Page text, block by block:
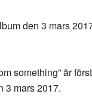
den 3 mars
something” är
3 mars 2017.